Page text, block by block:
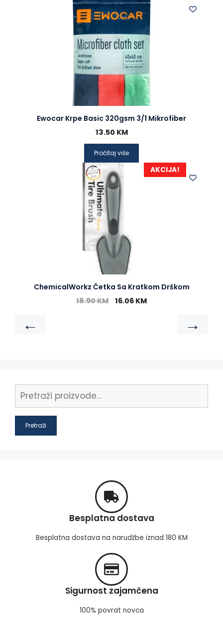
Ewocar Krpe Basic 320gsm 3/1 Mikrofiber
13.50 KM
Pročitaj više
AKCIJA!
ChemicalWorkz Četka Sa Kratkom Drškom
18.90KM 16.06 KM
← →
Pretraži
Besplatna dostava
Besplatna dostava na narudžbe iznad 180 KM
Sigurnost zajamčena
100% povrat novca